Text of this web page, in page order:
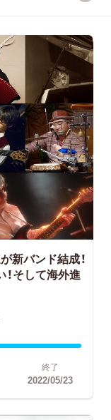
新バンド結成！
そして海外進
終了
2022/05/23